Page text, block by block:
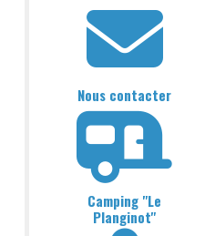
Nous contacter
Camping "Le
Planginot"